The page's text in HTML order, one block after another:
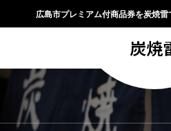
広島市プレミアム付商品券を炭焼雷
炭焼